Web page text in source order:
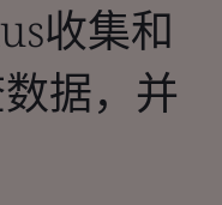
收集和
据，并